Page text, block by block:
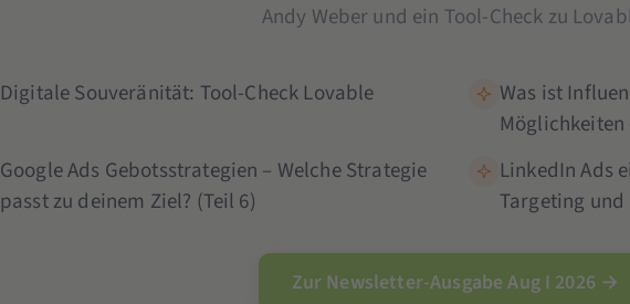
Andy Weber und ein Tool-Check zu
Digitale Souveränität: Tool-Check Lovable
Was ist
Google Ads Gebotsstrategien – Welche Strategie
passt zu deinem Ziel? (Teil 6)
LinkedIn Ads
Targeting und
Zur Newsletter-Ausgabe Aug I 2026 →